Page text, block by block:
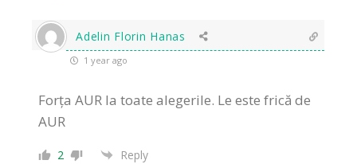
Adelin Florin Hanas
1 year ago
Forța AUR la toate alegerile. Le este frică de
AUR
2 Reply